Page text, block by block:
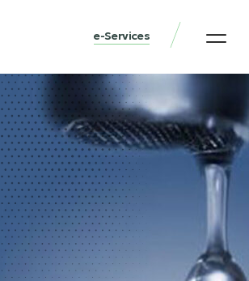
e-Services